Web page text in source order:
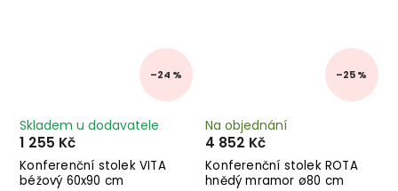
–24 %
Konferenční stolek VITA
béžový 60x90 cm
Skladem u dodavatele
1 255 Kč
–25 %
Konferenční stolek ROTA
hnědý mramor ø80 cm
Na objednání
4 852 Kč